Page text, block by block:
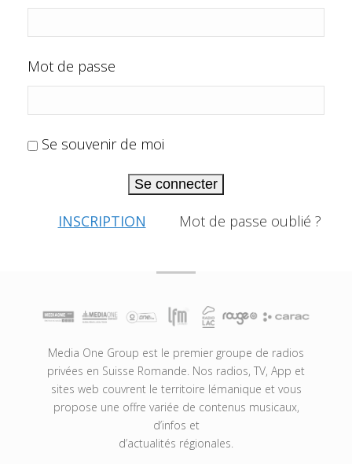
Mot de passe
Se souvenir de moi
Se connecter
INSCRIPTION Mot de passe oublié ?
Media One Group est le premier groupe de radios
privées en Suisse Romande. Nos radios, TV, App et
sites web couvrent le territoire lémanique et vous
propose une offre variée de contenus musicaux,
d’infos et
d’actualités régionales.